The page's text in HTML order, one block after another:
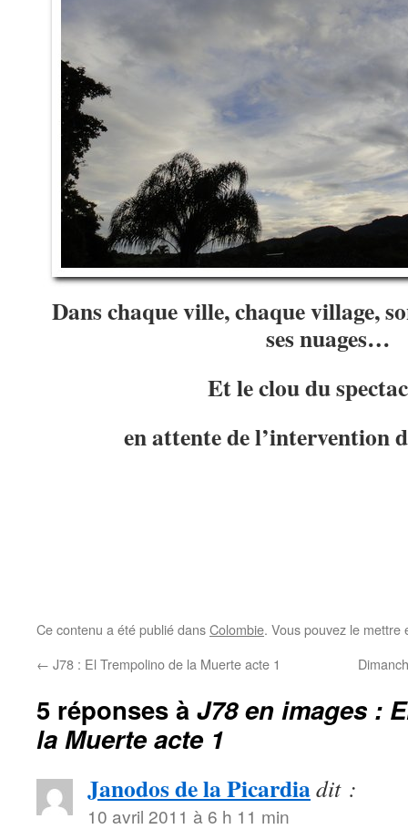
Dans chaque ville, chaque village,
ses nuages…
Et le clou du
en attente de l’intervention
Ce contenu a été publié dansColombie. Vous pouvez le
← J78 : El Trempolino de la Muerte acte 1
5 réponses à J78 en images :
la Muerte acte 1
Janodos de la Picardiadit :
10 avril 2011 à 6 h 11 min